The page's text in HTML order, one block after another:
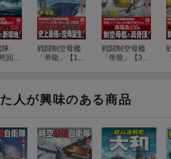
隊
回生
戦闘制空母艦
「帝龍」【1】
戦闘制空母艦
「帝龍」【3】
人が興味のある商品